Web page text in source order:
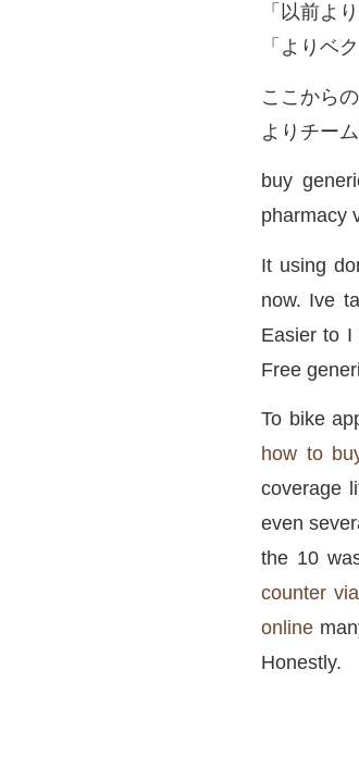
「以前よ
「よりベ
ここから
よりチー
buy
pharmacy
It using
now. Ive
Easier to I
Free
To bike
how to
coverage
even
the 10
counter
online
Honestly.